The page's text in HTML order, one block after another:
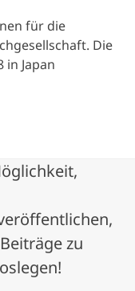
für die
Die
in Japan
zu